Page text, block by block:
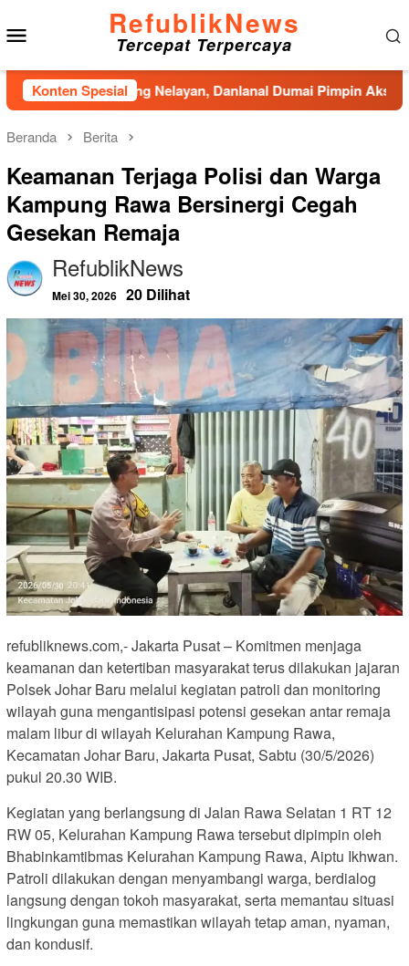
ke
konten
RefublikNews
Tercepat Terpercaya
Konten Spesial
Kampung Nelayan, Danlanal Dumai Pimpin Aksi Bakti
Beranda Berita
Keamanan Terjaga Polisi dan Warga
Kampung Rawa Bersinergi Cegah
Gesekan Remaja
RefublikNews
Mei 30, 2026 20 Dilihat
refubliknews.com,- Jakarta Pusat – Komitmen menjaga
keamanan dan ketertiban masyarakat terus dilakukan jajaran
Polsek Johar Baru melalui kegiatan patroli dan monitoring
wilayah guna mengantisipasi potensi gesekan antar remaja
malam libur di wilayah Kelurahan Kampung Rawa,
Kecamatan Johar Baru, Jakarta Pusat, Sabtu (30/5/2026)
pukul 20.30 WIB.
Kegiatan yang berlangsung di Jalan Rawa Selatan 1 RT 12
RW 05, Kelurahan Kampung Rawa tersebut dipimpin oleh
Bhabinkamtibmas Kelurahan Kampung Rawa, Aiptu Ikhwan.
Patroli dilakukan dengan menyambangi warga, berdialog
langsung dengan tokoh masyarakat, serta memantau situasi
lingkungan guna memastikan wilayah tetap aman, nyaman,
dan kondusif.